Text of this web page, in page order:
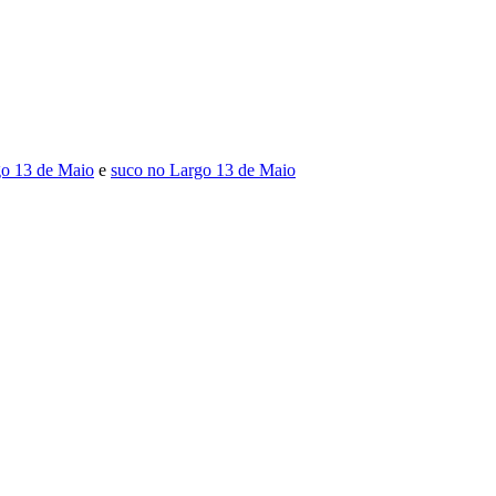
13 de Maio e suco no Largo 13 de Maio